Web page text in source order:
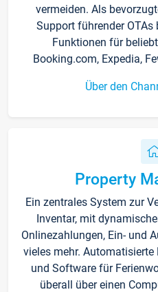
vermeiden. Als
Support führender OTAs
Funktionen für
Booking.com, Expedia,
Über den
Property
Ein zentrales System zur
Inventar, mit
Onlinezahlungen, Ein- und
vieles mehr.
und Software für
überall über einen